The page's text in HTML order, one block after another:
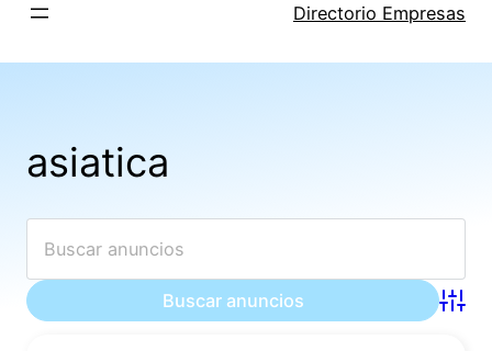
Saltar
Directorio Empresas
asiatica